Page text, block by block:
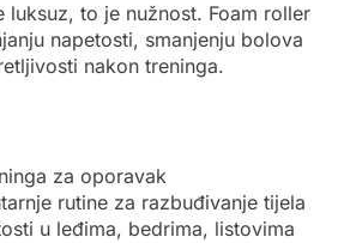
luksuz, to je nužnost. Foam roller
napetosti, smanjenju bolova
nakon treninga.
za oporavak
rutine za razbuđivanje tijela
u leđima, bedrima, listovima